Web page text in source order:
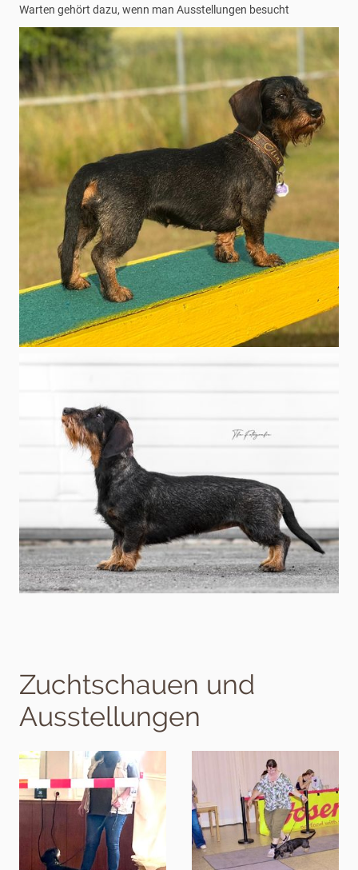
Warten gehört dazu, wenn man Ausstellungen besucht
Zuchtschauen und
Ausstellungen